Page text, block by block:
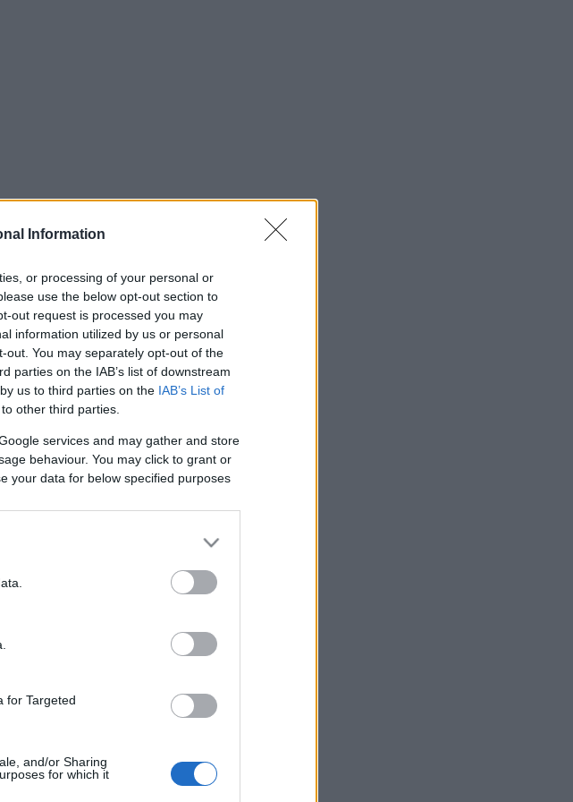
Information
or processing of your personal or
use the below opt-out section to
out request is processed you may
information utilized by us or personal
You may separately opt-out of the
parties on the IAB’s list of downstream
us to third parties on the IAB’s List of
other third parties.
services and may gather and store
behaviour. You may click to grant or
your data for below specified purposes
for Targeted
and/or Sharing
for which it